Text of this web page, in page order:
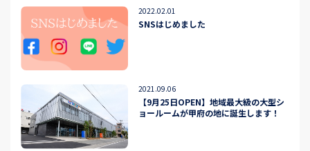
2022.02.01
SNSはじめました
2021.09.06
【9月25日OPEN】地域最大級の大型シ
ョールームが甲府の地に誕生します！